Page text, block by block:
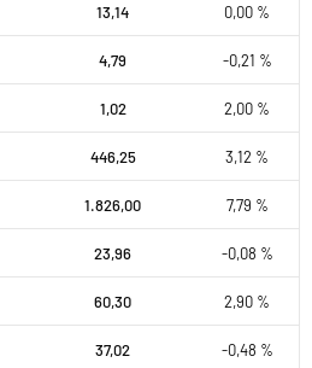
13,14 0,00 %
4,79 -0,21 %
1,02 2,00 %
446,25 3,12 %
1.826,00 7,79 %
23,96 -0,08 %
60,30 2,90 %
37,02 -0,48 %